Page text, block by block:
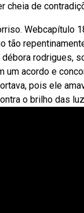
cheia de
Webcapítulo
tão
rodrigues,
um acordo e
pois ele
o brilho das